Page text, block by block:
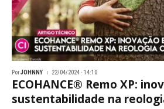
PorJOHNNY 22/04/2024 · 14:10
ECOHANCE® Remo XP:
sustentabilidade na